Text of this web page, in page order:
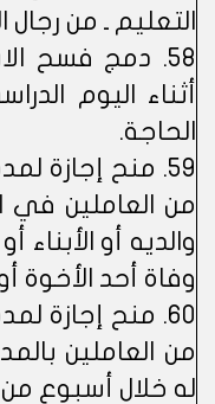
التعليم ـ من رجال
58. دمج فسح
أثناء اليوم
الحاجة.
59. منح إجازة
من العاملين في
والديه أو
وفاة أحد الأخوة
60. منح إجازة
من العاملين
له خلال أسبوع من